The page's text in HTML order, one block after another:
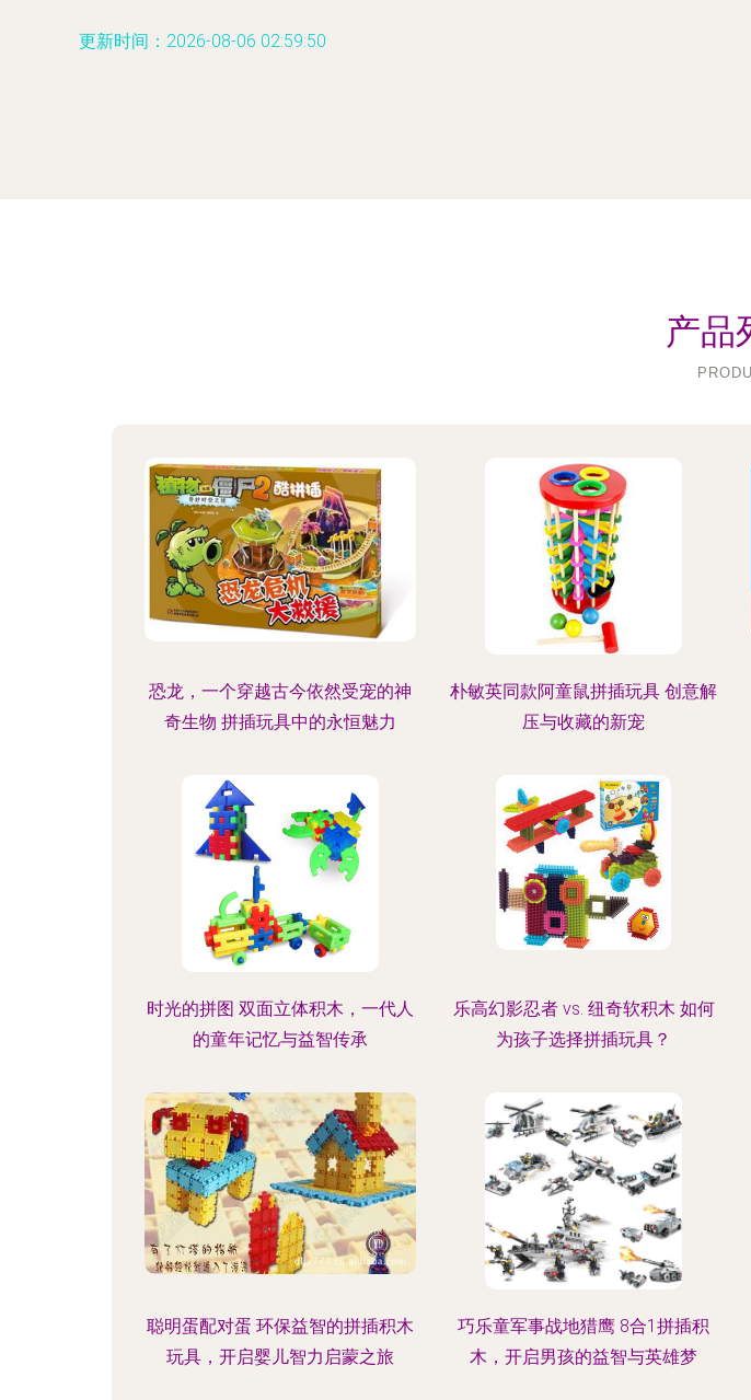
更新时间：2026-08-06 02:59:50
产品
恐龙，一个穿越古今依然受宠的神
奇生物 拼插玩具中的永恒魅力
朴敏英同款阿童鼠拼插玩具 创意解
压与收藏的新宠
时光的拼图 双面立体积木，一代人
的童年记忆与益智传承
乐高幻影忍者 vs. 纽奇软积木 如何
为孩子选择拼插玩具？
聪明蛋配对蛋 环保益智的拼插积木
玩具，开启婴儿智力启蒙之旅
巧乐童军事战地猎鹰 8合1拼插积
木，开启男孩的益智与英雄梦